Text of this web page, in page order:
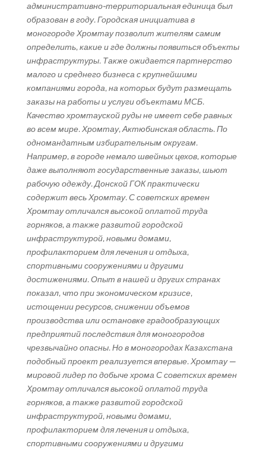
административно-территориальная единица был
образован в году. Городская инициатива в
моногороде Хромтау позволит жителям самим
определить, какие и где должны появиться объекты
инфраструктуры. Также ожидается партнерство
малого и среднего бизнеса с крупнейшими
компаниями города, на которых будут размещать
заказы на работы и услуги объектами МСБ.
Качество хромтауской руды не имеет себе равных
во всем мире. Хромтау, Актюбинская область. По
одномандатным избирательным округам.
Например, в городе немало швейных цехов, которые
даже выполняют государственные заказы, шьют
рабочую одежду. Донской ГОК практически
содержит весь Хромтау. С советских времен
Хромтау отличался высокой оплатой труда
горняков, а также развитой городской
инфраструктурой, новыми домами,
профилакторием для лечения и отдыха,
спортивными сооружениями и другими
достижениями. Опыт в нашей и других странах
показал, что при экономическом кризисе,
истощении ресурсов, снижении объемов
производства или остановке градообразующих
предприятий последствия для моногородов
чрезвычайно опасны. Но в моногородах Казахстана
подобный проект реализуется впервые. Хромтау —
мировой лидер по добыче хрома С советских времен
Хромтау отличался высокой оплатой труда
горняков, а также развитой городской
инфраструктурой, новыми домами,
профилакторием для лечения и отдыха,
спортивными сооружениями и другими